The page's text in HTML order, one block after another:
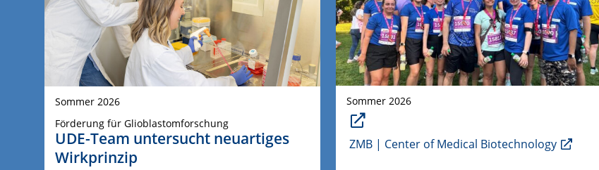
Sommer 2026
Förderung für Glioblastomforschung
UDE-Team untersucht neuartiges
Wirkprinzip
Sommer 2026
ZMB | Center of Medical Biotechnology